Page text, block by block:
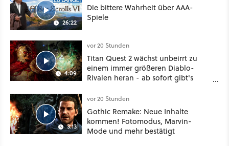
26:22
Die bittere Wahrheit über AAA-
Spiele
4:09
vor 20 Stunden
Titan Quest 2 wächst unbeirrt zu
einem immer größeren Diablo-
Rivalen heran - ab sofort gibt's
Klasse
3:13
vor 20 Stunden
Gothic Remake: Neue Inhalte
kommen! Fotomodus, Marvin-
Mode und mehr bestätigt